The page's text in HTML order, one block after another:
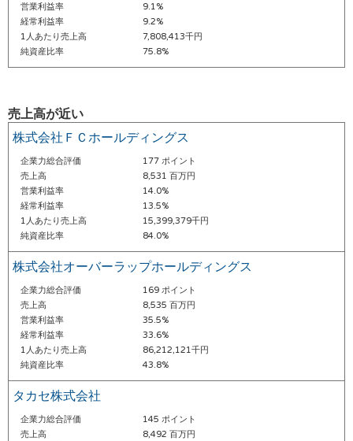
営業利益率
9.1%
経常利益率
9.2%
1人あたり売上高
7,808,413千円
純資産比率
75.8%
売上高が近い
株式会社ＦＣホールディングス
企業力総合評価
177 ポイント
売上高
8,531 百万円
営業利益率
14.0%
経常利益率
13.5%
1人あたり売上高
15,399,379千円
純資産比率
84.0%
株式会社オーバーラップホールディングス
企業力総合評価
169 ポイント
売上高
8,535 百万円
営業利益率
35.5%
経常利益率
33.6%
1人あたり売上高
86,212,121千円
純資産比率
43.8%
タカセ株式会社
企業力総合評価
145 ポイント
売上高
8,492 百万円